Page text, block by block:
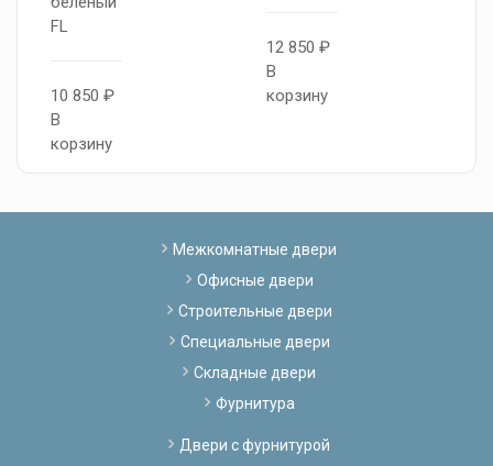
FL
10 850 ₽
В
корзину
12 850 ₽
В
корзину
Межкомнатные двери
Офисные двери
Строительные двери
Специальные двери
Складные двери
Фурнитура
Двери с фурнитурой